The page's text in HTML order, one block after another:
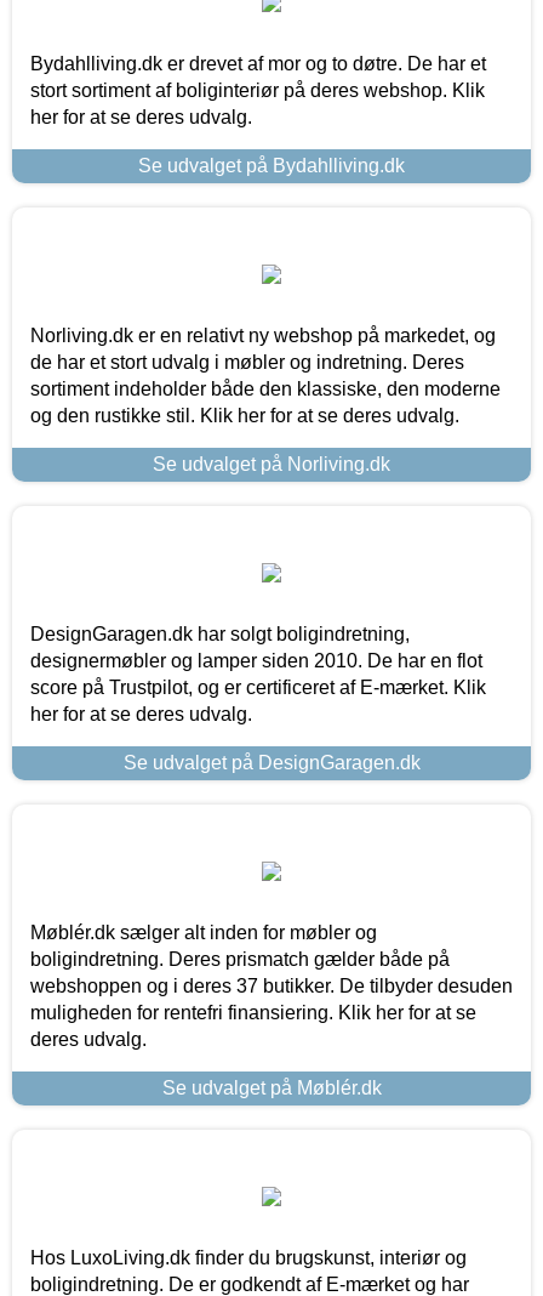
Bydahlliving.dk er drevet af mor og to døtre. De har et
stort sortiment af boliginteriør på deres webshop. Klik
her for at se deres udvalg.
Se udvalget på Bydahlliving.dk
Norliving.dk er en relativt ny webshop på markedet, og
de har et stort udvalg i møbler og indretning. Deres
sortiment indeholder både den klassiske, den moderne
og den rustikke stil. Klik her for at se deres udvalg.
Se udvalget på Norliving.dk
DesignGaragen.dk har solgt boligindretning,
designermøbler og lamper siden 2010. De har en flot
score på Trustpilot, og er certificeret af E-mærket. Klik
her for at se deres udvalg.
Se udvalget på DesignGaragen.dk
Møblér.dk sælger alt inden for møbler og
boligindretning. Deres prismatch gælder både på
webshoppen og i deres 37 butikker. De tilbyder desuden
muligheden for rentefri finansiering. Klik her for at se
deres udvalg.
Se udvalget på Møblér.dk
Hos LuxoLiving.dk finder du brugskunst, interiør og
boligindretning. De er godkendt af E-mærket og har